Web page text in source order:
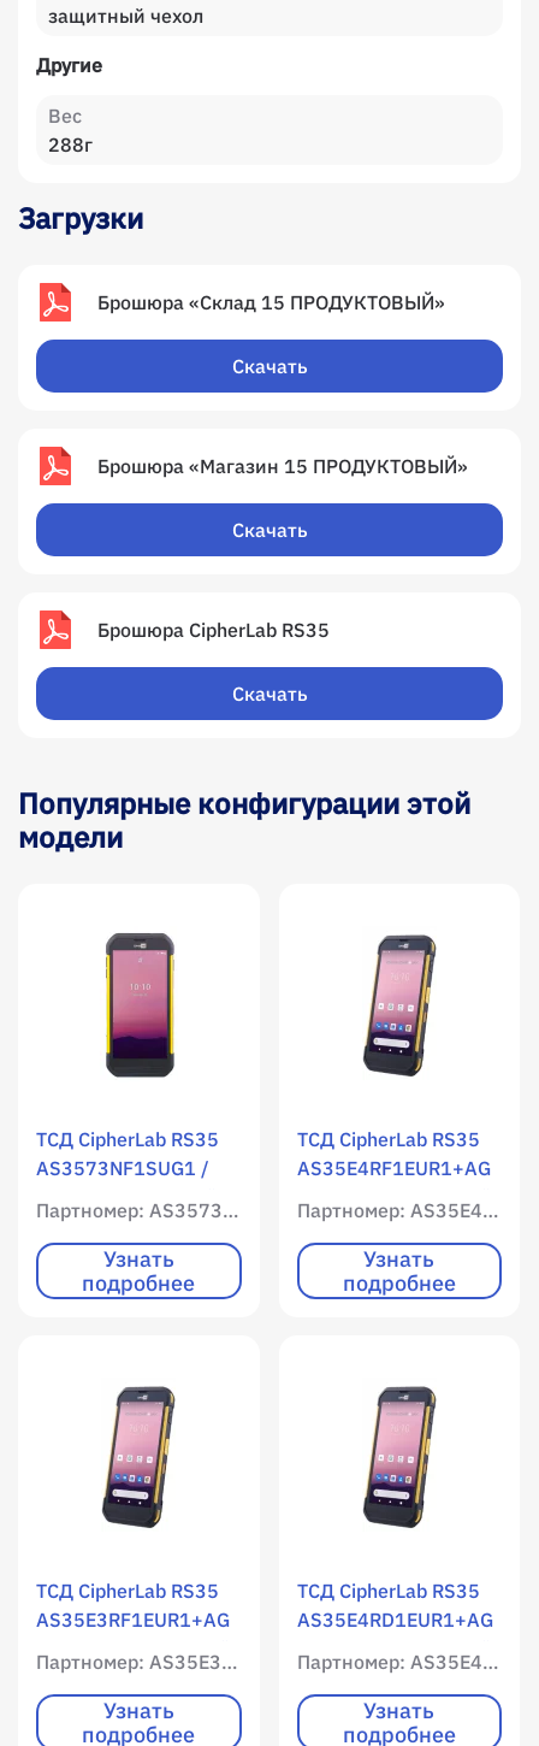
защитный чехол
Другие
Вес
288г
Загрузки
Брошюра «Склад 15 ПРОДУКТОВЫЙ»
Скачать
Брошюра «Магазин 15 ПРОДУКТОВЫЙ»
Скачать
Брошюра CipherLab RS35
Скачать
Популярные конфигурации этой
модели
ТСД CipherLab RS35
AS3573NF1SUG1 /
WLAN / Мобильный
интернет / 4096 RAM
/ 65536 ROM /
Цветной экран /
фотокамера / Android
Партномер: AS3573NF1SUG1
Узнать
подробнее
ТСД CipherLab RS35
AS35E4RF1EUR1+AG
/ WLAN / Мобильный
интернет / 4096 RAM
/ 65536 ROM /
Цветной экран /
фотокамера / Android
10 / с адаптером
питания, кабелем с
защелкой USB
Партномер: AS35E4RF1EUR1+AG
Узнать
подробнее
ТСД CipherLab RS35
AS35E3RF1EUR1+AG
/ WLAN / Мобильный
интернет / 3072 RAM
/ 32768 ROM /
Цветной экран /
Партномер: AS35E3RF1EUR1+AG
Узнать
подробнее
ТСД CipherLab RS35
AS35E4RD1EUR1+AG
/ WLAN / Мобильный
интернет / 4096 RAM
/ 65536 ROM /
Цветной экран /
Партномер: AS35E4RD1EUR1+AG
Узнать
подробнее